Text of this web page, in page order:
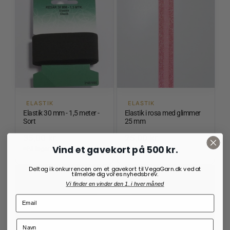
ELASTIK
Elastik 30 mm - 1,5 meter -
Sort
ELASTIK
Elastik i rosa med glimmer
25 mm
På lager
Vind et gavekort på 500 kr.
Deltag i konkurrencen om et gavekort til VegaGarn.dk ved at
tilmelde dig vores nyhedsbrev.
Vi finder en vinder den 1. i hver måned